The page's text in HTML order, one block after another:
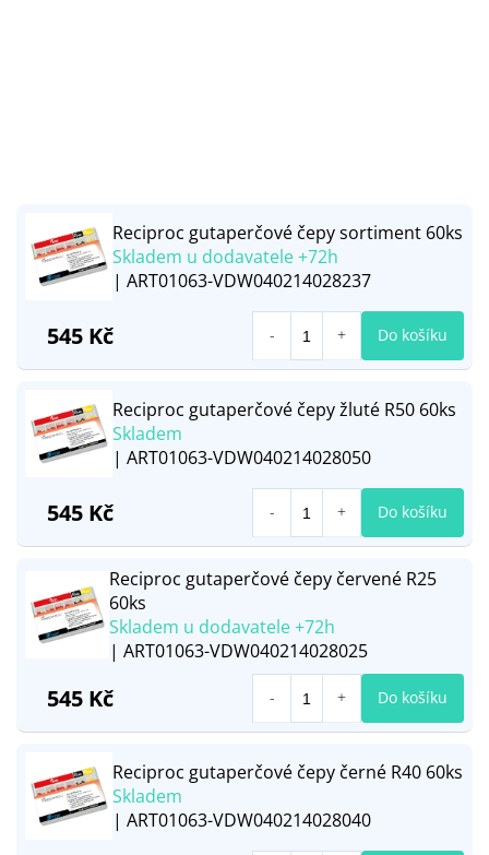
Reciproc gutaperčové čepy sortiment 60ks
Skladem u dodavatele +72h
| ART01063-VDW040214028237
545 Kč Do košíku
Reciproc gutaperčové čepy žluté R50 60ks
Skladem
| ART01063-VDW040214028050
545 Kč Do košíku
Reciproc gutaperčové čepy červené R25
60ks
Skladem u dodavatele +72h
| ART01063-VDW040214028025
545 Kč Do košíku
Reciproc gutaperčové čepy černé R40 60ks
Skladem
| ART01063-VDW040214028040